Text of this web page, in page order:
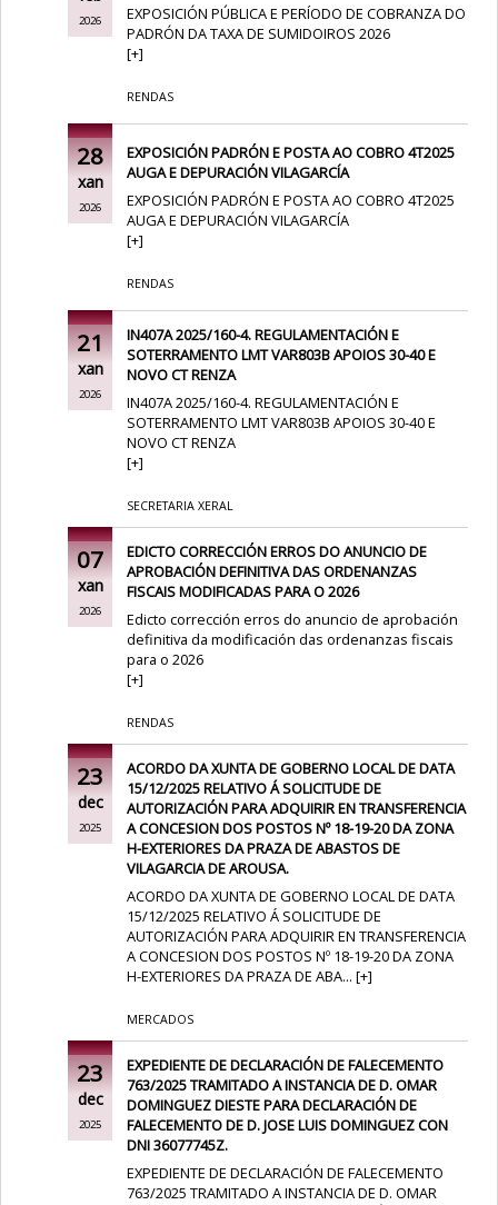
2026
EXPOSICIÓN PÚBLICA E PERÍODO DE COBRANZA DO
PADRÓN DA TAXA DE SUMIDOIROS 2026
[+]
RENDAS
28
xan
2026
EXPOSICIÓN PADRÓN E POSTA AO COBRO 4T2025
AUGA E DEPURACIÓN VILAGARCÍA
EXPOSICIÓN PADRÓN E POSTA AO COBRO 4T2025
AUGA E DEPURACIÓN VILAGARCÍA
[+]
RENDAS
21
xan
2026
IN407A 2025/160-4. REGULAMENTACIÓN E
SOTERRAMENTO LMT VAR803B APOIOS 30-40 E
NOVO CT RENZA
IN407A 2025/160-4. REGULAMENTACIÓN E
SOTERRAMENTO LMT VAR803B APOIOS 30-40 E
NOVO CT RENZA
[+]
SECRETARIA XERAL
07
xan
2026
EDICTO CORRECCIÓN ERROS DO ANUNCIO DE
APROBACIÓN DEFINITIVA DAS ORDENANZAS
FISCAIS MODIFICADAS PARA O 2026
Edicto corrección erros do anuncio de aprobación
definitiva da modificación das ordenanzas fiscais
para o 2026
[+]
RENDAS
23
dec
2025
ACORDO DA XUNTA DE GOBERNO LOCAL DE DATA
15/12/2025 RELATIVO Á SOLICITUDE DE
AUTORIZACIÓN PARA ADQUIRIR EN TRANSFERENCIA
A CONCESION DOS POSTOS Nº 18-19-20 DA ZONA
H-EXTERIORES DA PRAZA DE ABASTOS DE
VILAGARCIA DE AROUSA.
ACORDO DA XUNTA DE GOBERNO LOCAL DE DATA
15/12/2025 RELATIVO Á SOLICITUDE DE
AUTORIZACIÓN PARA ADQUIRIR EN TRANSFERENCIA
A CONCESION DOS POSTOS Nº 18-19-20 DA ZONA
H-EXTERIORES DA PRAZA DE ABA...[+]
MERCADOS
23
dec
2025
EXPEDIENTE DE DECLARACIÓN DE FALECEMENTO
763/2025 TRAMITADO A INSTANCIA DE D. OMAR
DOMINGUEZ DIESTE PARA DECLARACIÓN DE
FALECEMENTO DE D. JOSE LUIS DOMINGUEZ CON
DNI 36077745Z.
EXPEDIENTE DE DECLARACIÓN DE FALECEMENTO
763/2025 TRAMITADO A INSTANCIA DE D. OMAR